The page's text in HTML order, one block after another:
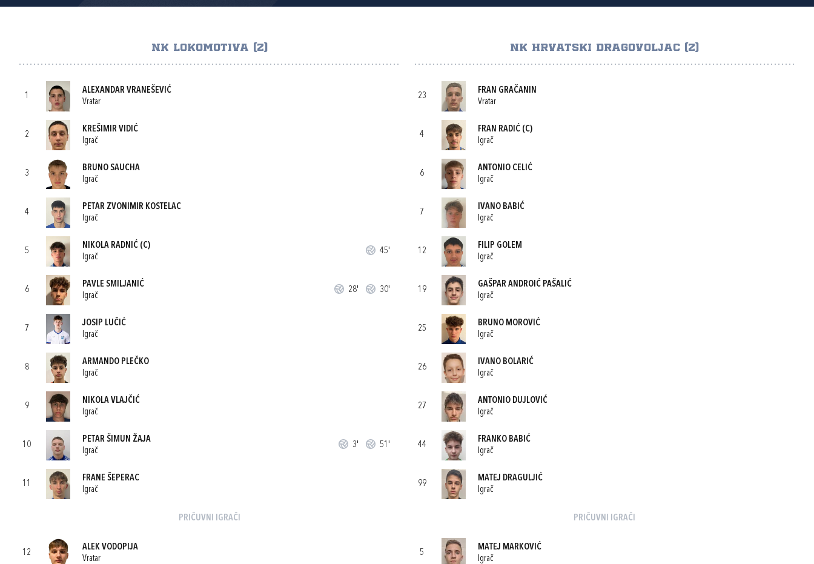
NK LOKOMOTIVA (Z)
1
ALEXANDAR VRANEŠEVIĆ
Vratar
2
KREŠIMIR VIDIĆ
Igrač
3
BRUNO SAUCHA
Igrač
4
PETAR ZVONIMIR KOSTELAC
Igrač
5
NIKOLA RADNIĆ (C)
Igrač
45'
6
PAVLE SMILJANIĆ
Igrač
28' 30'
7
JOSIP LUČIĆ
Igrač
8
ARMANDO PLEČKO
Igrač
9
NIKOLA VLAJČIĆ
Igrač
10
PETAR ŠIMUN ŽAJA
Igrač
3' 51'
11
FRANE ŠEPERAC
Igrač
PRIČUVNI IGRAČI
12
ALEK VODOPIJA
Vratar
NK HRVATSKI DRAGOVOLJAC (Z)
23
FRAN GRAČANIN
Vratar
4
FRAN RADIĆ(C)
Igrač
6
ANTONIO CELIĆ
Igrač
7
IVANO BABIĆ
Igrač
12
FILIP GOLEM
Igrač
19
GAŠPAR ANDROIĆ PAŠALIĆ
Igrač
25
BRUNO MOROVIĆ
Igrač
26
IVANO BOLARIĆ
Igrač
27
ANTONIO DUJLOVIĆ
Igrač
44
FRANKO BABIĆ
Igrač
99
MATEJ DRAGULJIĆ
Igrač
PRIČUVNI IGRAČI
5
MATEJ MARKOVIĆ
Igrač